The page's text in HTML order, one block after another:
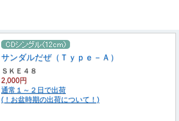
サンダルだぜ（Ｔｙｐｅ－Ａ）
ＳＫＥ４８
2,000円
通常１～２日で出荷
(！お盆時期の出荷について！)